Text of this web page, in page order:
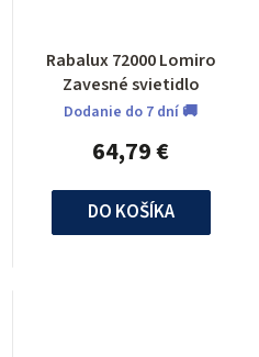
Rabalux 72000 Lomiro
Zavesné svietidlo
Dodanie do 7 dní 🚚
64,79 €
DO KOŠÍKA